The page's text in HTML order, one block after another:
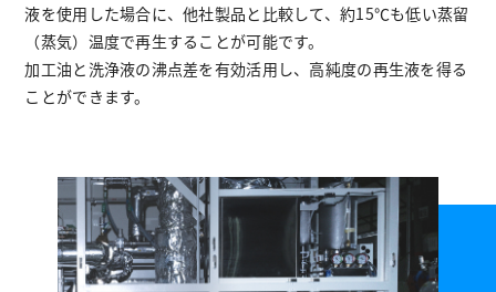
液を使用した場合に、他社製品と比較して、約15℃も低い蒸留
（蒸気）温度で再生することが可能です。
加工油と洗浄液の沸点差を有効活用し、高純度の再生液を得る
ことができます。